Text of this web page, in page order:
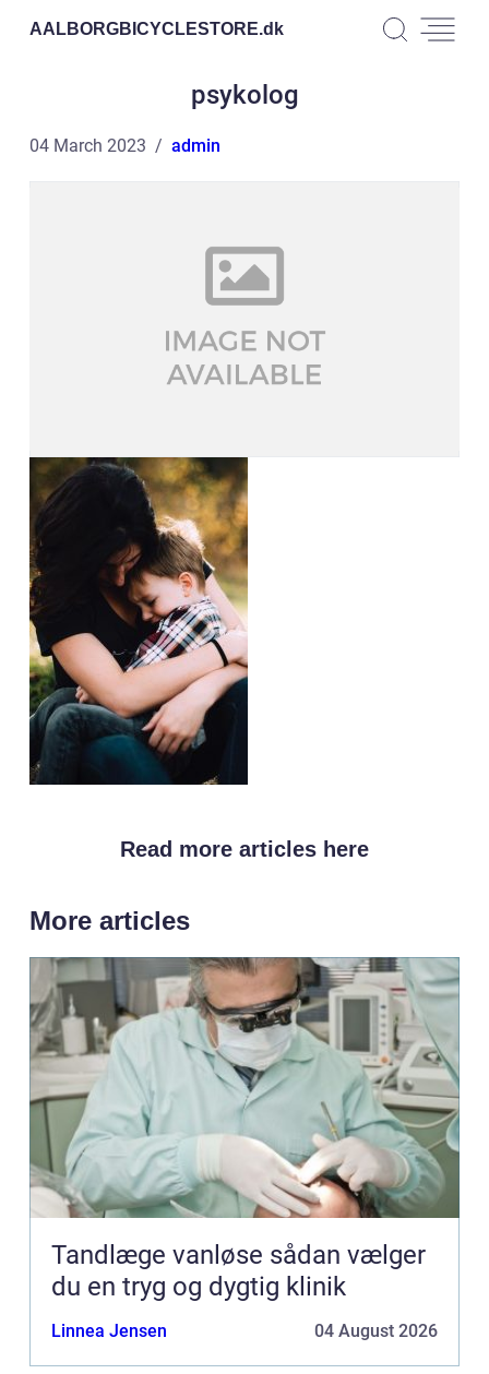
AALBORGBICYCLESTORE.dk
psykolog
04 March 2023 admin
Read more articles here
More articles
Tandlæge vanløse sådan vælger
du en tryg og dygtig klinik
Linnea Jensen 04 August 2026